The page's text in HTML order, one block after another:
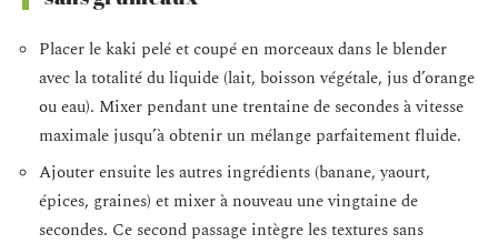
Placer le kaki pelé et coupé en morceaux dans le blender
avec la totalité du liquide (lait, boisson végétale, jus d’orange
ou eau). Mixer pendant une trentaine de secondes à vitesse
maximale jusqu’à obtenir un mélange parfaitement fluide.
Ajouter ensuite les autres ingrédients (banane, yaourt,
épices, graines) et mixer à nouveau une vingtaine de
secondes. Ce second passage intègre les textures sans